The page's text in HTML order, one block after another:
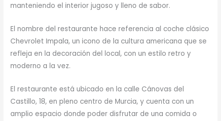
manteniendo el interior jugoso y lleno de sabor.
El nombre del restaurante hace referencia al coche clásico
Chevrolet Impala, un icono de la cultura americana que se
refleja en la decoración del local, con un estilo retro y
moderno a la vez.
El restaurante está ubicado en la calle Cánovas del
Castillo, 18, en pleno centro de Murcia, y cuenta con un
amplio espacio donde poder disfrutar de una comida o